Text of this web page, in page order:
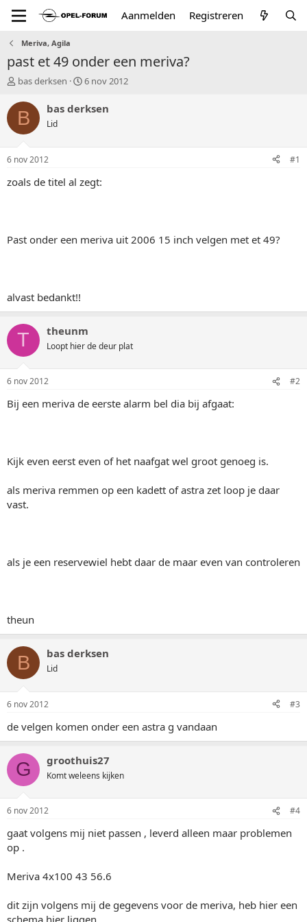
Aanmelden Registreren
Meriva, Agila
past et 49 onder een meriva?
T
p
a
r
bas derksen
S
a
u
m
6 nov 2012
B bas derksen
Lid
6 nov 2012 #1
zoals de titel al zegt:
Past onder een meriva uit 2006 15 inch velgen met et 49?
alvast bedankt!!
T theunm
Loopt hier de deur plat
6 nov 2012 #2
Bij een meriva de eerste alarm bel dia bij afgaat:
Kijk even eerst even of het naafgat wel groot genoeg is.
als meriva remmen op een kadett of astra zet loop je daar
vast.
als je een reservewiel hebt daar de maar even van controleren
theun
B bas derksen
Lid
6 nov 2012 #3
de velgen komen onder een astra g vandaan
G groothuis27
Komt weleens kijken
6 nov 2012 #4
gaat volgens mij niet passen , leverd alleen maar problemen
op .
Meriva 4x100 43 56.6
dit zijn volgens mij de gegevens voor de meriva, heb hier een
schema hier liggen .